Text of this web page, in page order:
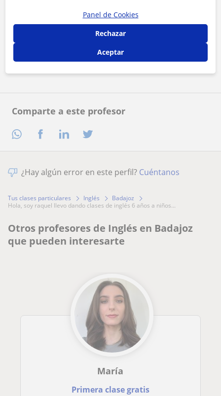
Comparte a este profesor
Al hacer clic, aceptas nuestroaviso legal
Contactar ahora
¿Hay algún error en este perfil? Cuéntanos
Tus clases particulares Inglés
Badajoz
hola, soy raquel llevo dando clases de inglés 6 años a niños...
Otros profesores de Inglés en Badajoz
que pueden interesarte
María
Primera clase gratis
Panel de Cookies
Rechazar
Aceptar